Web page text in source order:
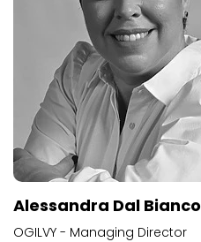
Alessandra Dal Bianco
OGILVY - Managing Director